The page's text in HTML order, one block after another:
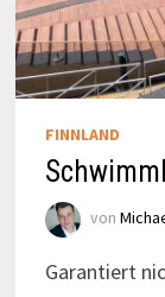
FINNLAND
von
Garantiert